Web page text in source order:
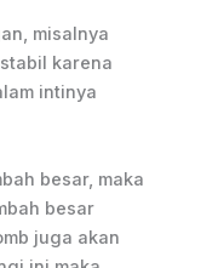
misalnya
karena
intinya
besar, maka
besar
juga akan